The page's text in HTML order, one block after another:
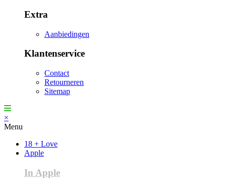
Extra
Aanbiedingen
Klantenservice
Contact
Retourneren
Sitemap
×
Menu
18 + Love
Apple
In Apple